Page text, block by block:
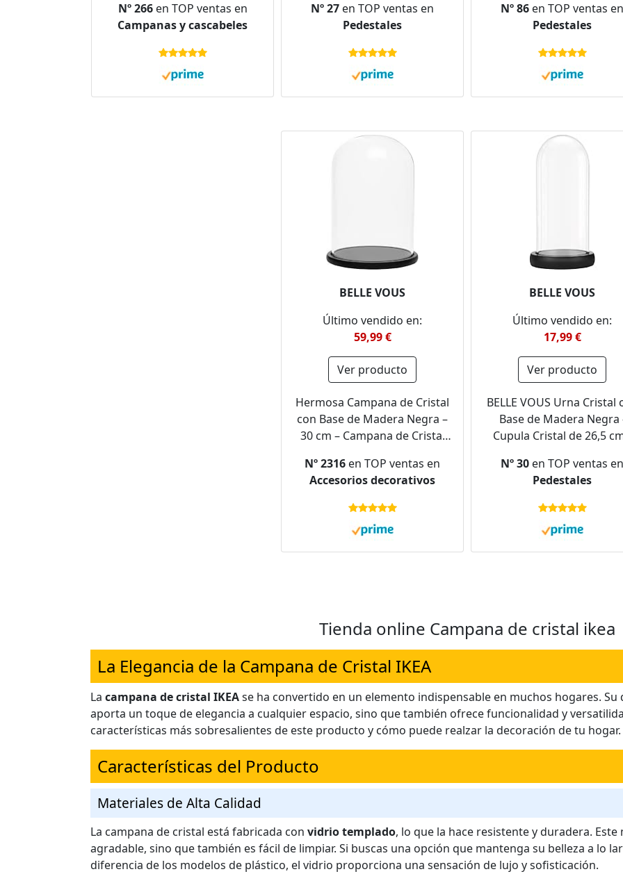
decoración de fiestas de
Navidad, 5,8 x 7,6 cm
Nº 266en TOP ventas en
Campanas y cascabeles
Decorativa Transparente
Centro de Mesa con Base
para Luces de Hada - Urna de
Nº 27 en TOP ventas en
Pedestales
transparente para
expositor para macetas,
guirnaldas luminosas o
Nº 86 en TOP ventas en
Pedestales
BELLE VOUS
Último vendido en:
59,99 €
Ver producto
Hermosa Campana de Cristal
con Base de Madera Negra –
30 cm – Campana de Cristal
Bandeja de Madera para
Luces, Decoraciones de Mesa,
antigüedades
Nº 2316 en TOP ventas en
Accesorios decorativos
BELLE VOUS
Último vendido en:
17,99 €
Ver producto
BELLE VOUS Urna Cristal
Base de Madera Negra
Cupula Cristal de 26,5
para Luces de Hada,
de Mesa y Antigüedades
Nº 30 en TOP ventas en
Pedestales
Tienda online Campana de cristal ikea
La Elegancia de la Campana de Cristal IKEA
La campana de cristal IKEAse ha convertido en un elemento indispensable en muchos hogares.
aporta un toque de elegancia a cualquier espacio, sino que también ofrece funcionalidad y
características más sobresalientes de este producto y cómo puede realzar la decoración de tu hogar.
Características del Producto
Materiales de Alta Calidad
La campana de cristal está fabricada con vidrio templado, lo que la hace resistente y duradera.
agradable, sino que también es fácil de limpiar. Si buscas una opción que mantenga su belleza a lo
diferencia de los modelos de plástico, el vidrio proporciona una sensación de lujo y sofisticación.